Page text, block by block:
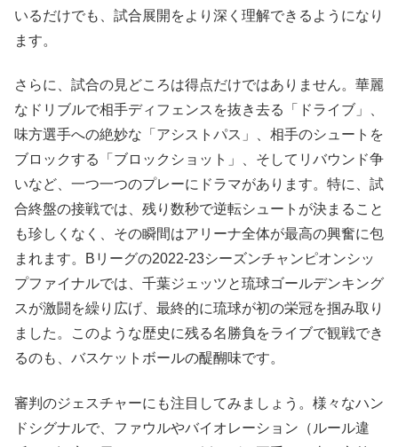
いるだけでも、試合展開をより深く理解できるようになり
ます。
さらに、試合の見どころは得点だけではありません。華麗
なドリブルで相手ディフェンスを抜き去る「ドライブ」、
味方選手への絶妙な「アシストパス」、相手のシュートを
ブロックする「ブロックショット」、そしてリバウンド争
いなど、一つ一つのプレーにドラマがあります。特に、試
合終盤の接戦では、残り数秒で逆転シュートが決まること
も珍しくなく、その瞬間はアリーナ全体が最高の興奮に包
まれます。Bリーグの2022-23シーズンチャンピオンシッ
プファイナルでは、千葉ジェッツと琉球ゴールデンキング
スが激闘を繰り広げ、最終的に琉球が初の栄冠を掴み取り
ました。このような歴史に残る名勝負をライブで観戦でき
るのも、バスケットボールの醍醐味です。
審判のジェスチャーにも注目してみましょう。様々なハン
ドシグナルで、ファウルやバイオレーション（ルール違